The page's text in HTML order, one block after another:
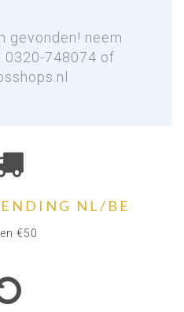
gevonden! neem
0320-748074 of
NL/BE
€50